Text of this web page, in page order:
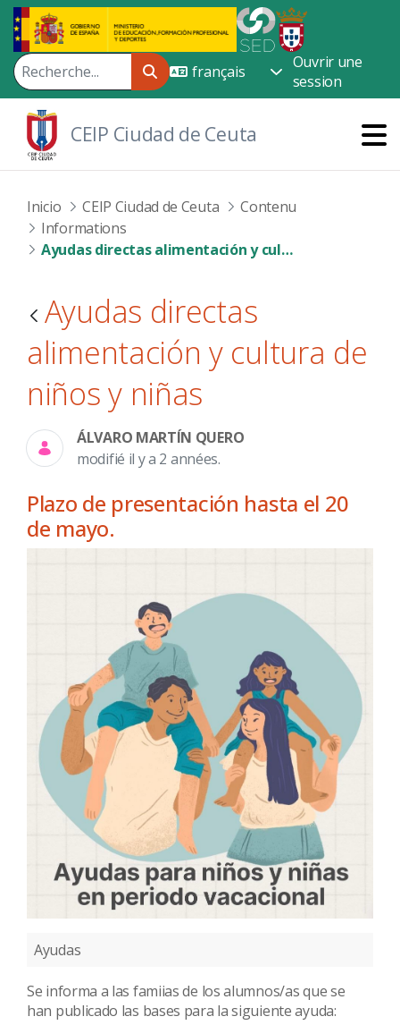
Saut au contenu principal
Ouvrir une
session
CEIP Ciudad de Ceuta
Inicio CEIP Ciudad de Ceuta
Contenu
Informations
Ayudas directas alimentación y cultura de niños y niñas
Ayudas directas
alimentación y cultura de
niños y niñas
ÁLVARO MARTÍN QUERO
modifié il y a 2 années.
Plazo de presentación hasta el 20
de mayo.
Ayudas
Se informa a las famiias de los alumnos/as que se
han publicado las bases para la siguiente ayuda: